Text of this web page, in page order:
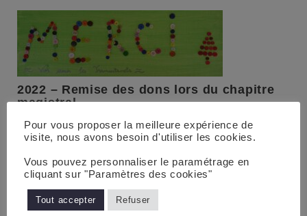
2022 – Remise des dons lors du chapitre
magistral
Pour vous proposer la meilleure expérience de
visite, nous avons besoin d'utiliser les cookies.
Vous pouvez personnaliser le paramétrage en
cliquant sur "Paramètres des cookies"
Tout accepter Refuser